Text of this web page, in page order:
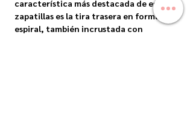
característica más destacada de estas
zapatillas es la tira trasera en forma de
espiral, también incrustada con